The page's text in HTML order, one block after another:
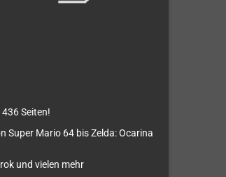
Seiten!
Super Mario 64 bis Zelda: Ocarina
und vielen mehr